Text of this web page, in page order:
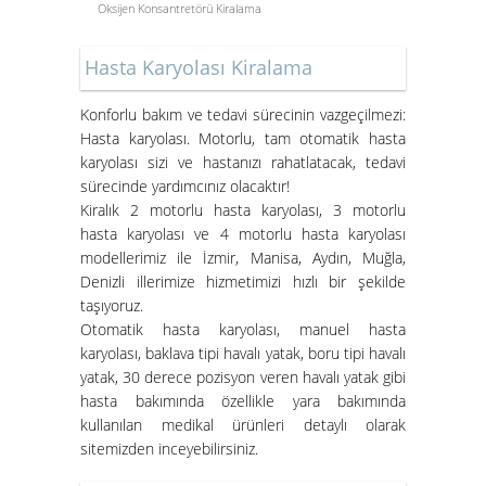
Öneme Sahip Bir Araç
Süper Konfor ile Hasta Bakım
Yatakları
İzmir Konak Hasta Yatağı
Kurulumları Devam Ediyor
Hasta Karyolası Kiralama
Konforlu bakım ve tedavi sürecinin vazgeçilmezi:
Hasta karyolası. Motorlu, tam otomatik hasta
karyolası sizi ve hastanızı rahatlatacak, tedavi
sürecinde yardımcınız olacaktır!
Kiralık 2 motorlu hasta karyolası, 3 motorlu
hasta karyolası ve 4 motorlu hasta karyolası
modellerimiz ile İzmir, Manisa, Aydın, Muğla,
Denizli illerimize hizmetimizi hızlı bir şekilde
taşıyoruz.
Otomatik hasta karyolası, manuel hasta
karyolası, baklava tipi havalı yatak, boru tipi havalı
yatak, 30 derece pozisyon veren havalı yatak gibi
hasta bakımında özellikle yara bakımında
kullanılan medikal ürünleri detaylı olarak
sitemizden inceyebilirsiniz.